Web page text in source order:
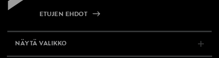
ETUJEN EHDOT
NÄYTÄ VALIKKO